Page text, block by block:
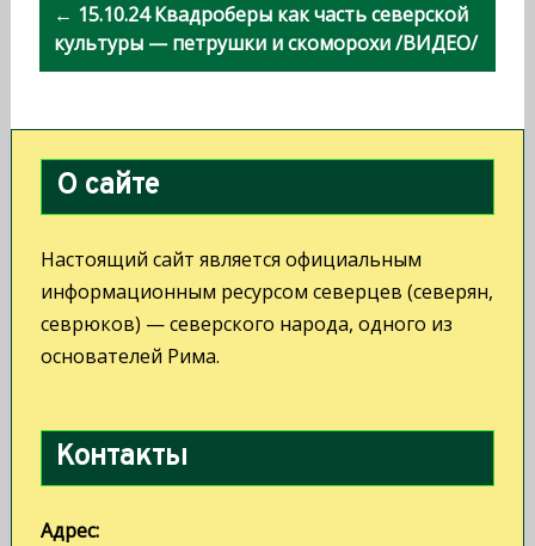
и
г
а
ц
и
я
п
о
а
п
← 15.10.24 Квадроберы как часть северской
культуры — петрушки и скоморохи /ВИДЕО/
О сайте
Настоящий сайт является официальным
информационным ресурсом северцев (северян,
севрюков) — северского народа, одного из
основателей Рима.
Контакты
Адрес: